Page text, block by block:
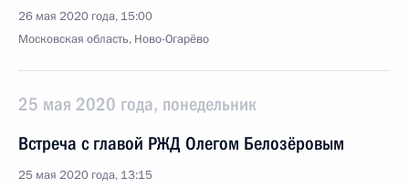
26 мая 2020 года, 15:00
Московская область, Ново-Огарёво
25 мая 2020 года, понедельник
Встреча с главой РЖД Олегом Белозёровым
25 мая 2020 года, 13:15